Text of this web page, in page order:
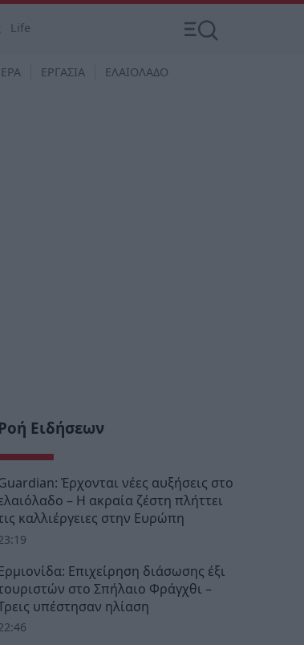
Life
ΕΡΓΑΣΙΑ ΕΛΑΙΟΛΑΔΟ
Ροή Ειδήσεων
Έρχονται νέες αυξήσεις στο
– Η ακραία ζέστη πλήττει
καλλιέργειες στην Ευρώπη
Επιχείρηση διάσωσης έξι
στο Σπήλαιο Φράγχθι –
υπέστησαν ηλίαση